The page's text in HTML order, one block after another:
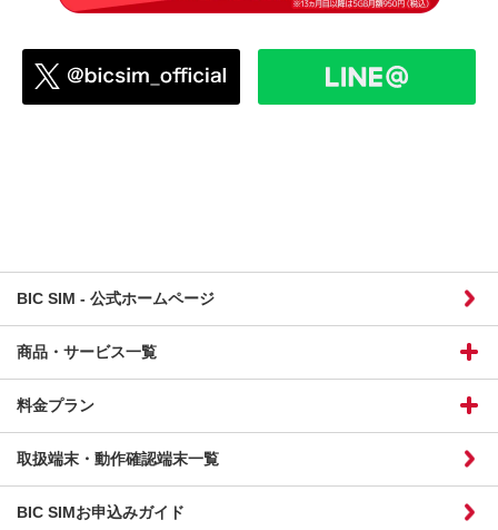
BIC SIM - 公式ホームページ
商品・サービス一覧
料金プラン
取扱端末・動作確認端末一覧
BIC SIMお申込みガイド